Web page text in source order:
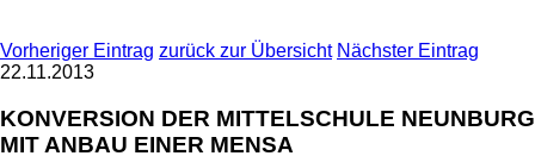
Vorheriger Eintrag zurück zur Übersicht Nächster Eintrag
22.11.2013
KONVERSION DER MITTELSCHULE NEUNBURG
MIT ANBAU EINER MENSA